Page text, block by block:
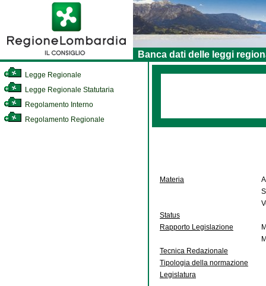
Banca dati delle leggi
Legge Regionale
Legge Regionale Statutaria
Regolamento Interno
Regolamento Regionale
Materia
Status
Rapporto Legislazione
Tecnica Redazionale
Tipologia della normazione
Legislatura